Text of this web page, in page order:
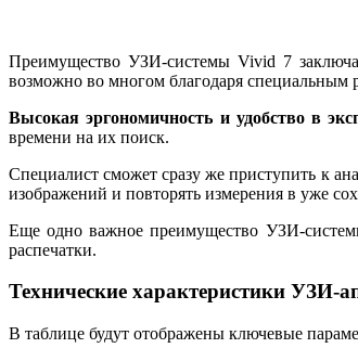
Преимущество УЗИ-системы Vivid 7
возможно во многом благодаря специальным
Высокая эргономичность и удобство в
времени на их поиск.
Специалист сможет сразу же приступить к
изображений и повторять измерения в уже
Еще одно важное преимущество УЗИ-
распечатки.
Технические характеристики УЗИ-
В таблице будут отображены ключевые